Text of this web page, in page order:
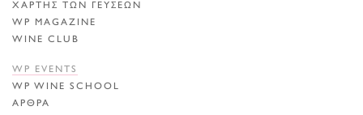
ΧΑΡΤΗΣ ΤΩΝ ΓΕΥΣΕΩΝ
WP MAGAZINE
WINE CLUB
WP EVENTS
WP WINE SCHOOL
ΑΡΘΡΑ